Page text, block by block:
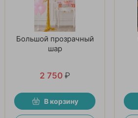
Большой прозрачный
шар
2 750 ₽
В корзину